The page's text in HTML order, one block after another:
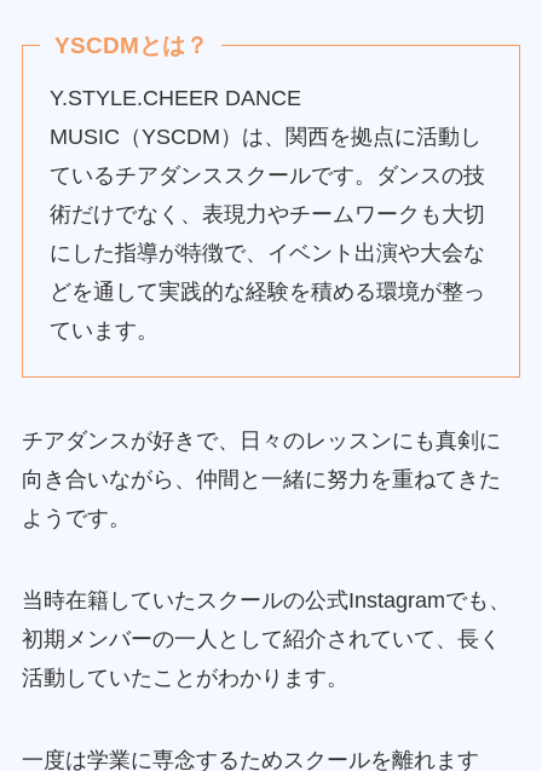
YSCDMとは？
Y.STYLE.CHEER DANCE
MUSIC（YSCDM）は、関西を拠点に活動し
ているチアダンススクールです。ダンスの技
術だけでなく、表現力やチームワークも大切
にした指導が特徴で、イベント出演や大会な
どを通して実践的な経験を積める環境が整っ
ています。
チアダンスが好きで、日々のレッスンにも真剣に
向き合いながら、仲間と一緒に努力を重ねてきた
ようです。
当時在籍していたスクールの公式Instagramでも、
初期メンバーの一人として紹介されていて、長く
活動していたことがわかります。
一度は学業に専念するためスクールを離れます